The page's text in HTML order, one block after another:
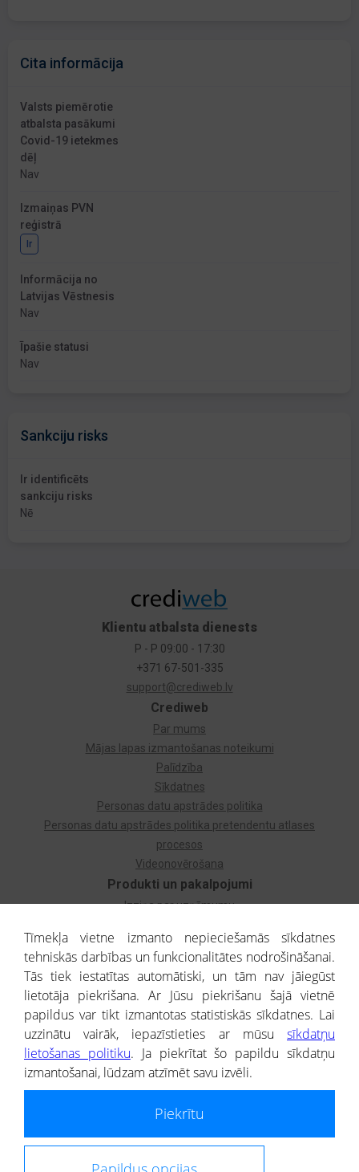
Cita informācija
Valsts piemērotie
atbalsta pasākumi
Covid-19 ietekmes
dēļ
Nav
Izmaiņas PVN
reģistrā
Ir
Informācija no
Latvijas Vēstnesis
Nav
Īpašie statusi
Nav
Sankciju risks
Ir identificēts
sankciju risks
Nē
Produkti un pakalpojumi
Izziņa par uzņēmumu
Dzimtas koks
Uzņēmumu atlase
Monitorings
Kredītizziņa par ārvalstu uzņēmumiem
Crediweb
Par mums
Mājas lapas izmantošanas noteikumi
Palīdzība
Sīkdatnes
Personas datu apstrādes politika
Personas datu apstrādes politika pretendentu atlases
procesos
Videonovērošana
Klientu atbalsta dienests
P - P 09:00 - 17:30
+371 67-501-335
support@crediweb.lv
® CREDITREFORM Latvija
SIA
Portāla ietvaros saņemtajai informācijai ir uzziņas raksturs, un tai nav
atbildīgs par fizisko personu datu aizsardzības tiesiskā regulējuma, kā arī
Tīmekļa vietne izmanto nepieciešamās sīkdatnes
tehniskās darbības un funkcionalitātes nodrošināšanai.
Tās tiek iestatītas automātiski, un tām nav jāiegūst
lietotāja piekrišana. Ar Jūsu piekrišanu šajā vietnē
papildus var tikt izmantotas statistiskās sīkdatnes. Lai
uzzinātu vairāk, iepazīstieties ar mūsu sīkdatņu
lietošanas politiku. Ja piekrītat šo papildu sīkdatņu
izmantošanai, lūdzam atzīmēt savu izvēli.
Piekrītu